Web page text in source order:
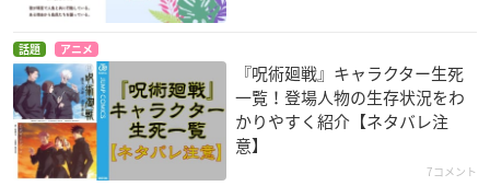
話題 アニメ
『呪術廻戦』キャラクター生死
一覧！登場人物の生存状況をわ
かりやすく紹介【ネタバレ注
意】
7コメント